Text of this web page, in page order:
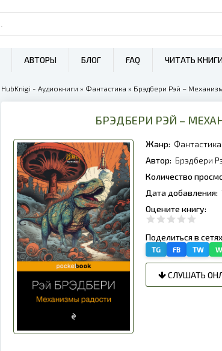
АВТОРЫ БЛОГ FAQ ЧИТАТЬ
HubKnigi - Аудиокниги » Фантастика » Брэдбери Рэй –
БРЭДБЕРИ РЭЙ –
Жанр: Фантастика
Автор: Брэдбери
Количество
Дата добавления:
Оцените книгу:
Поделиться в
TG FB TW
СЛУШАТЬ